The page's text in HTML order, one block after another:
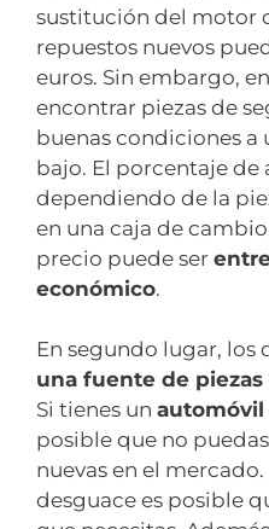
sustitución del motor
repuestos nuevos
euros. Sin embargo,
encontrar piezas de
buenas condiciones
bajo. El porcentaje de
dependiendo de la
en una caja de
precio puede ser
económico.
En segundo lugar, los
una fuente de
Si tienes un automóvil
posible que no
nuevas en el
desguace es posible